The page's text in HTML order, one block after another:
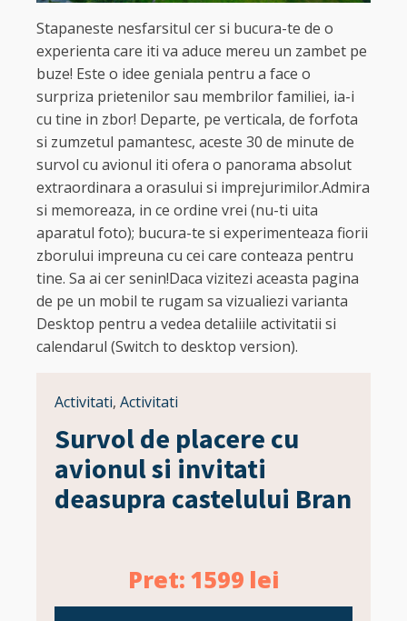
Stapaneste nesfarsitul cer si bucura-te de o
experienta care iti va aduce mereu un zambet pe
buze! Este o idee geniala pentru a face o
surpriza prietenilor sau membrilor familiei, ia-i
cu tine in zbor! Departe, pe verticala, de forfota
si zumzetul pamantesc, aceste 30 de minute de
survol cu avionul iti ofera o panorama absolut
extraordinara a orasului si imprejurimilor.Admira
si memoreaza, in ce ordine vrei (nu-ti uita
aparatul foto); bucura-te si experimenteaza fiorii
zborului impreuna cu cei care conteaza pentru
tine. Sa ai cer senin!Daca vizitezi aceasta pagina
de pe un mobil te rugam sa vizualiezi varianta
Desktop pentru a vedea detaliile activitatii si
calendarul (Switch to desktop version).
Activitati, Activitati
Survol de placere cu
avionul si invitati
deasupra castelului Bran
Pret: 1599 lei